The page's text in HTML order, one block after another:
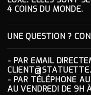
4 COINS DU MONDE.
UNE QUESTION ?
- PAR EMAIL
- PAR TÉLÉPHONE AU
AU VENDREDI DE 9H